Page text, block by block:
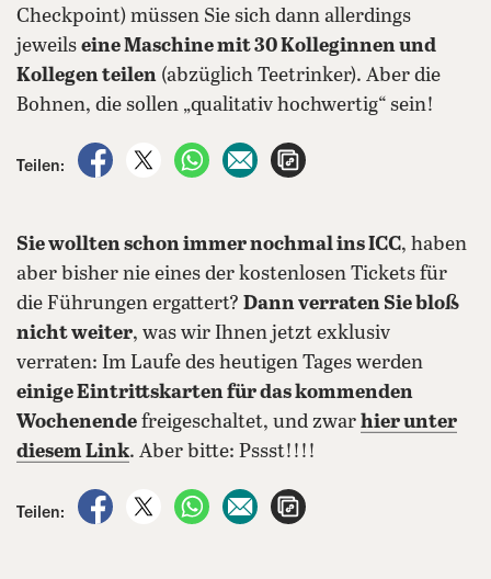
Checkpoint) müssen Sie sich dann allerdings
jeweils eine Maschine mit 30 Kolleginnen und
Kollegen teilen (abzüglich Teetrinker). Aber die
Bohnen, die sollen „qualitativ hochwertig“ sein!
Teilen:
auf Facebook teilen
auf X teilenper WhatsApp teilen
per E-Mail teilen
Sie wollten schon immer nochmal ins ICC, haben
aber bisher nie eines der kostenlosen Tickets für
die Führungen ergattert? Dann verraten Sie bloß
nicht weiter, was wir Ihnen jetzt exklusiv
verraten: Im Laufe des heutigen Tages werden
einige Eintrittskarten für das kommenden
Wochenende freigeschaltet, und zwar hier unter
diesem Link. Aber bitte: Pssst!!!!
Teilen:
auf Facebook teilen
auf X teilenper WhatsApp teilen
per E-Mail teilen